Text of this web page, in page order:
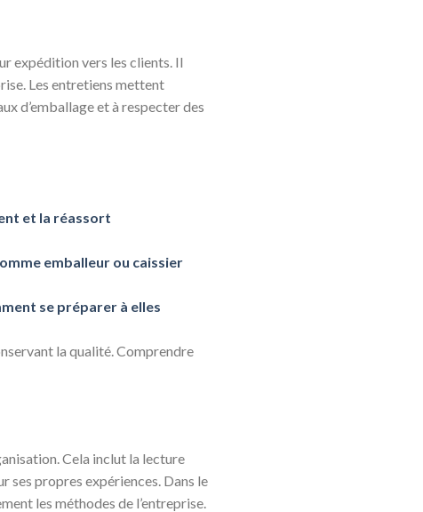
expédition vers les clients. Il
Les entretiens mettent
d’emballage et à respecter des
et la réassort
emballeur ou caissier
se préparer à elles
la qualité. Comprendre
Cela inclut la lecture
ses propres expériences. Dans le
les méthodes de l’entreprise.